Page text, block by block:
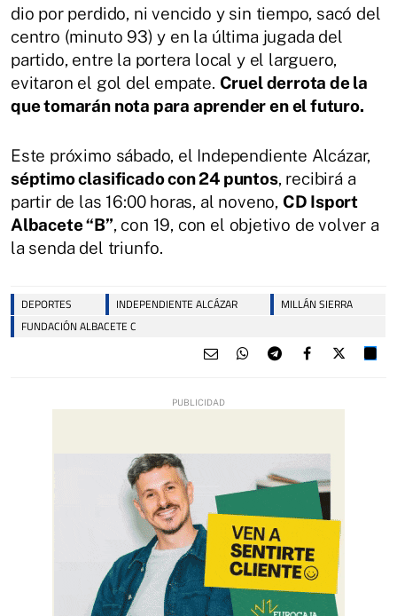
dio por perdido, ni vencido y sin tiempo, sacó del
centro (minuto 93) y en la última jugada del
partido, entre la portera local y el larguero,
evitaron el gol del empate. Cruel derrota de la
que tomarán nota para aprender en el futuro.
Este próximo sábado, el Independiente Alcázar,
séptimo clasificado con 24 puntos, recibirá a
partir de las 16:00 horas, al noveno, CD Isport
Albacete “B”, con 19, con el objetivo de volver a
la senda del triunfo.
DEPORTES INDEPENDIENTE ALCÁZAR
MILLÁN SIERRA
FUNDACIÓN ALBACETE C